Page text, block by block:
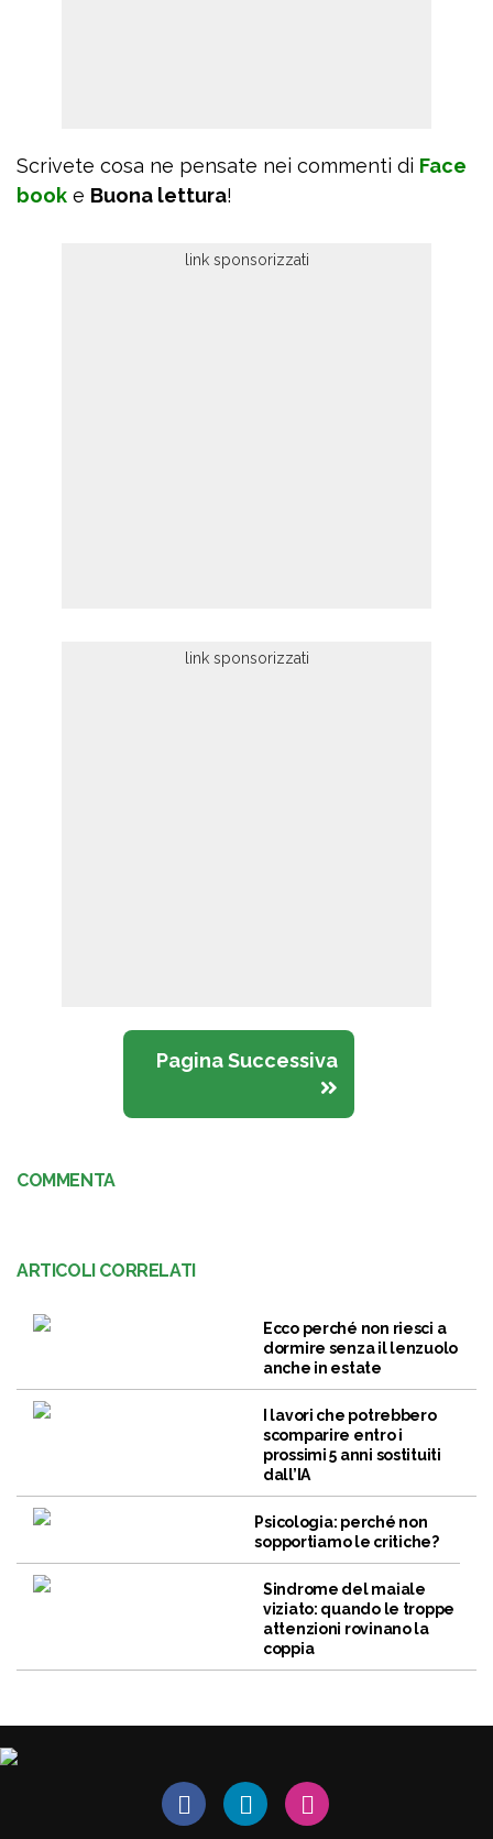
Scrivete cosa ne pensate nei commenti di Face
book e Buona lettura!
Pagina Successiva
COMMENTA
ARTICOLI CORRELATI
Ecco perché non riesci a
dormire senza il lenzuolo
anche in estate
I lavori che potrebbero
scomparire entro i
prossimi 5 anni sostituiti
dall’IA
Psicologia: perché non
sopportiamo le critiche?
Sindrome del maiale
viziato: quando le troppe
attenzioni rovinano la
coppia